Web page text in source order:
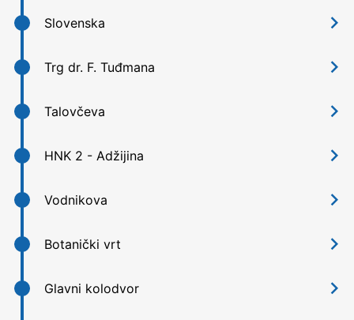
Slovenska 󰅂
Trg dr. F. Tuđmana 󰅂
Talovčeva 󰅂
HNK 2 - Adžijina 󰅂
Vodnikova 󰅂
Botanički vrt 󰅂
Glavni kolodvor 󰅂